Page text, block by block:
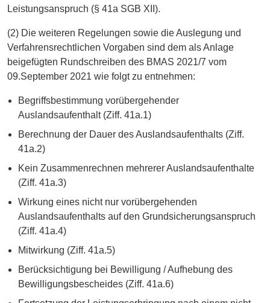
Leistungsanspruch (§ 41a SGB XII).
(2) Die weiteren Regelungen sowie die Auslegung und
Verfahrensrechtlichen Vorgaben sind dem als Anlage
beigefügten Rundschreiben des BMAS 2021/7 vom
09.September 2021 wie folgt zu entnehmen:
Begriffsbestimmung vorübergehender
Auslandsaufenthalt (Ziff. 41a.1)
Berechnung der Dauer des Auslandsaufenthalts (Ziff.
41a.2)
Kein Zusammenrechnen mehrerer Auslandsaufenthalte
(Ziff. 41a.3)
Wirkung eines nicht nur vorübergehenden
Auslandsaufenthalts auf den Grundsicherungsanspruch
(Ziff. 41a.4)
Mitwirkung (Ziff. 41a.5)
Berücksichtigung bei Bewilligung / Aufhebung des
Bewilligungsbescheides (Ziff. 41a.6)